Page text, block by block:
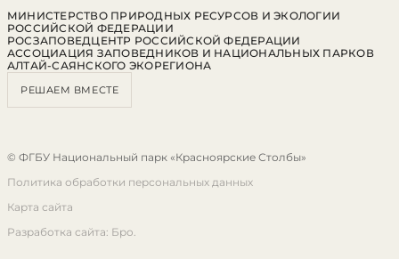
МИНИСТЕРСТВО ПРИРОДНЫХ РЕСУРСОВ И ЭКОЛОГИИ
РОССИЙСКОЙ ФЕДЕРАЦИИ
РОСЗАПОВЕДЦЕНТР РОССИЙСКОЙ ФЕДЕРАЦИИ
АССОЦИАЦИЯ ЗАПОВЕДНИКОВ И НАЦИОНАЛЬНЫХ ПАРКОВ
АЛТАЙ-САЯНСКОГО ЭКОРЕГИОНА
РЕШАЕМ ВМЕСТЕ
© ФГБУ Национальный парк «Красноярские Столбы»
Политика обработки персональных данных
Карта сайта
Разработка сайта: Бро.